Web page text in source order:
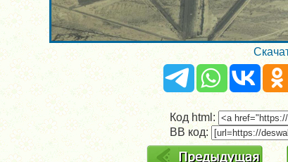
Код html:
BB код: